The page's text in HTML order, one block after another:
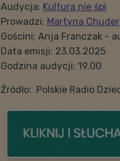
Audycja: Kultura nie śpi
Prowadzi: Martyna
Gościni: Anja Franczak -
Data emisji: 23.03.2025
Godzina audycji: 19.00
Źródło: Polskie Radio